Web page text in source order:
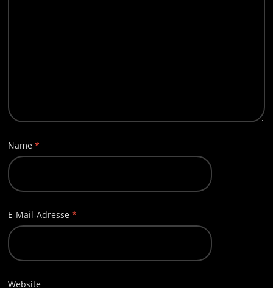
Name*
E-Mail-Adresse*
Website